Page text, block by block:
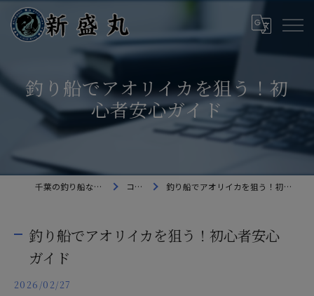
釣り船でアオリイカを狙う！初
心者安心ガイド
千葉の釣り船なら新盛丸 コラム 釣り船でアオリイカを狙う！初心者安心ガイド
釣り船でアオリイカを狙う！初心者安心
ガイド
2026/02/27